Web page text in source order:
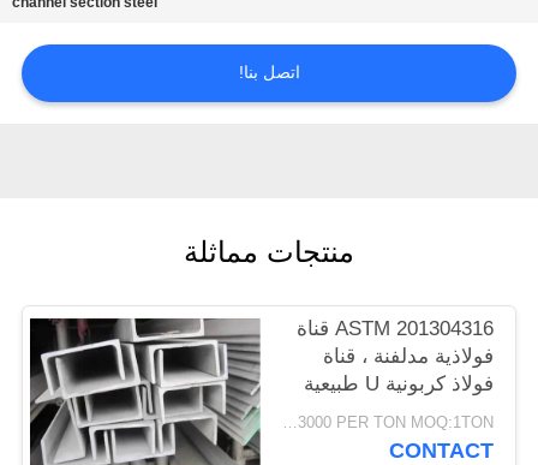
اطلب
اقتباس
POLICY
اتصل بنا!
منتجات مماثلة
ASTM 201304316 قناة
فولاذية مدلفنة ، قناة
فولاذ كربونية U طبيعية
اللون
USD1500-3000 PER TON MOQ:1TON
CONTACT